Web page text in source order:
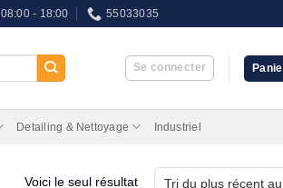
08:00 - 18:00 55033035
Se connecter
Detailing & Nettoyage Industriel
Voici le seul résultat